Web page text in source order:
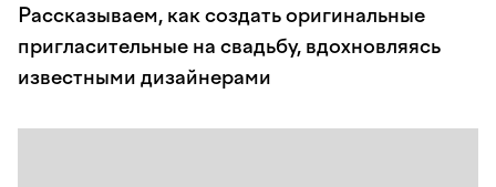
Рассказываем, как создать оригинальные
пригласительные на свадьбу, вдохновляясь
известными дизайнерами